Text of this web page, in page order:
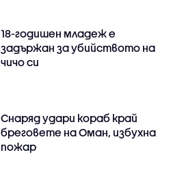
18-годишен младеж е
задържан за убийството на
чичо си
Снаряд удари кораб край
бреговете на Оман, избухна
пожар